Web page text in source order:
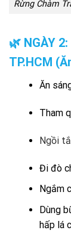
Rừng Chàm
🌿 NGÀY
TP.HCM
Ăn
Tham
Ngồi
Đi đò
Ngắm
Dùng
hấp lá